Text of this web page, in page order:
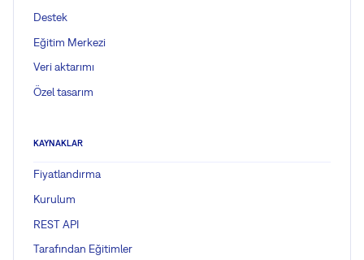
Destek
Eğitim Merkezi
Veri aktarımı
Özel tasarım
KAYNAKLAR
Fiyatlandırma
Kurulum
REST API
Tarafından Eğitimler